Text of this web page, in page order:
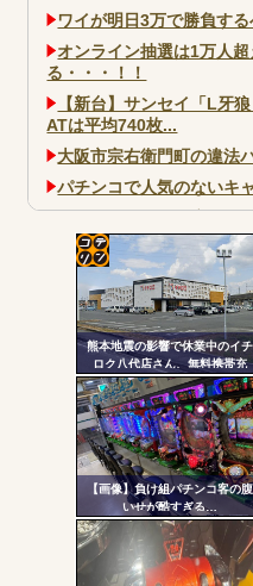
ワイが明日3万で勝負す
オンライン抽選は1万人
る・・・！！
【新台】サンセイ「L牙
ATは平均740枚...
大阪市宗右衛門町の違法
パチンコで人気のないキ
「今までありがとう」と...
無職のパチンコカス(22)
ヤバいか教えて？...
AngelBeats!とかいうク
Powered by livedoor 相互
熊本地震の影響で休業中のイチ
ロク八代店さん、無料携帯充
電・24時間の仮設トイレ解放・
飲料水の無料配布を開始
【画像】負け組パチンコ客の腹
いせが酷すぎる…
コテ
リン
- 固
定リ
ンク
自動
更新
ツー
ル